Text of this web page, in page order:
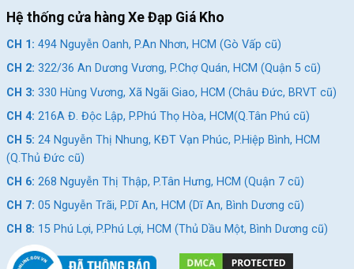
Hệ thống cửa hàng Xe Đạp Giá Kho
CH 1: 494 Nguyễn Oanh, P.An Nhơn, HCM (Gò Vấp cũ)
CH 2: 322/36 An Dương Vương, P.Chợ Quán, HCM (Quận 5 cũ)
CH 3: 330 Hùng Vương, Xã Ngãi Giao, HCM (Châu Đức, BRVT cũ)
CH 4: 216A Đ. Độc Lập, P.Phú Thọ Hòa, HCM(Q.Tân Phú cũ)
CH 5: 24 Nguyễn Thị Nhung, KĐT Vạn Phúc, P.Hiệp Bình, HCM
(Q.Thủ Đức cũ)
CH 6: 268 Nguyễn Thị Thập, P.Tân Hưng, HCM (Quận 7 cũ)
CH 7: 05 Nguyễn Trãi, P.Dĩ An, HCM (Dĩ An, Bình Dương cũ)
CH 8: 15 Phú Lợi, P.Phú Lợi, HCM (Thủ Dầu Một, Bình Dương cũ)